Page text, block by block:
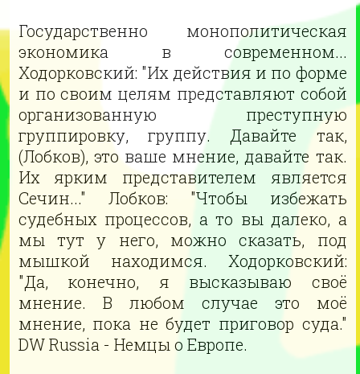
Государственно монополитическая
экономика в современном...
Ходорковский: "Их действия и по форме
и по своим целям представляют собой
организованную преступную
группировку, группу. Давайте так,
(Лобков), это ваше мнение, давайте так.
Их ярким представителем является
Сечин..." Лобков: "Чтобы избежать
судебных процессов, а то вы далеко, а
мы тут у него, можно сказать, под
мышкой находимся. Ходорковский:
"Да, конечно, я высказываю своё
мнение. В любом случае это моё
мнение, пока не будет приговор суда."
DW Russia - Немцы о Европе.